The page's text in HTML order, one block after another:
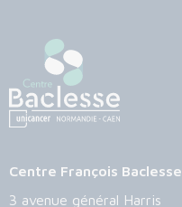
Centre François Baclesse
3 avenue général Harris